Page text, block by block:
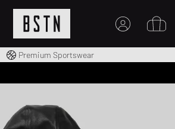
EINEN ACCOUNT ERSTELLEN
Versand nach DE ab € 70
Premium Sportswear